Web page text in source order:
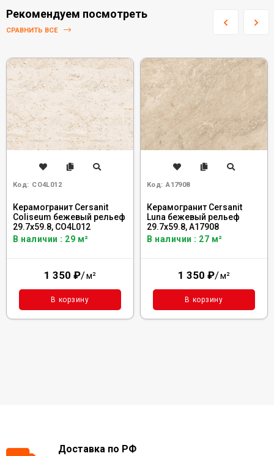
Рекомендуем посмотреть
СРАВНИТЬ ВСЕ
Код: CO4L012
Керамогранит Cersanit
Coliseum бежевый рельеф
29.7x59.8, CO4L012
В наличии : 29 м²
1 350 ₽/м²
В корзину
Код: A17908
Керамогранит Cersanit
Luna бежевый рельеф
29.7x59.8, A17908
В наличии : 27 м²
1 350 ₽/м²
В корзину
Доставка по РФ